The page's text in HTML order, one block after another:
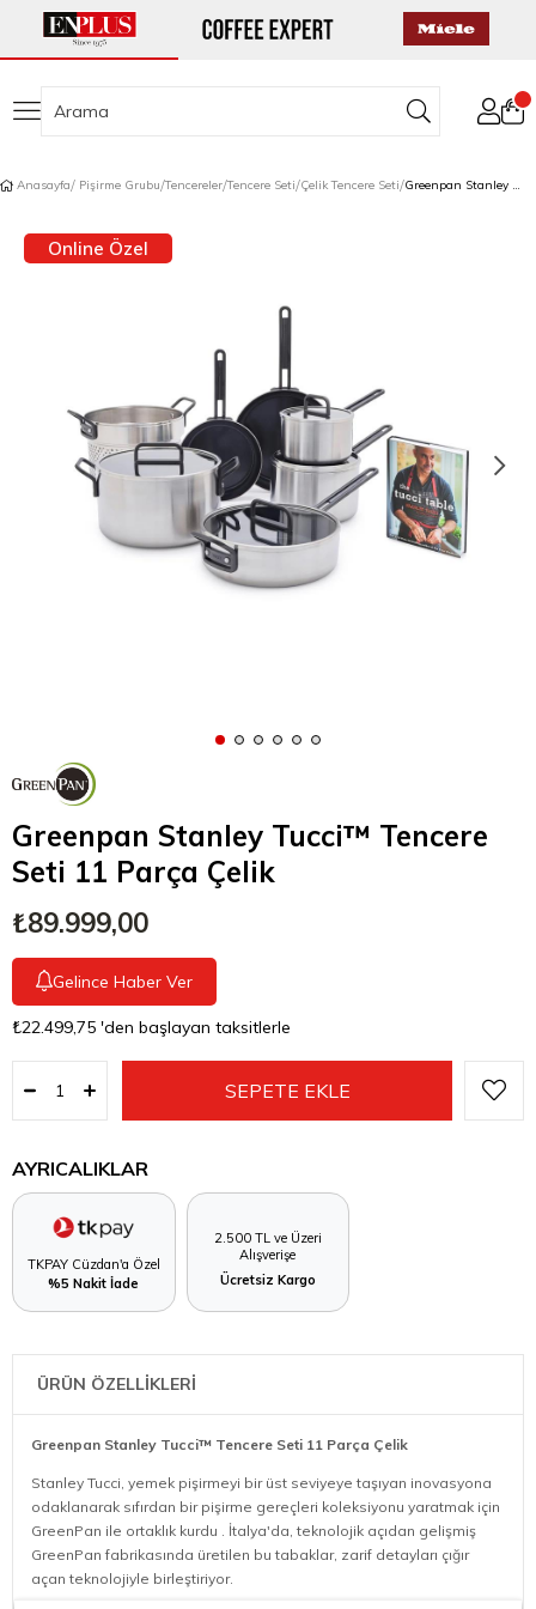
Anasayfa Pişirme Grubu Tencereler Tencere Seti Çelik Tencere Seti Greenpan Stanley Tucci™ Tencere Seti 11 Parça Çelik
Online Özel
Greenpan Stanley Tucci™ Tencere
Seti 11 Parça Çelik
₺89.999,00
Gelince Haber Ver
₺22.499,75 'den başlayan taksitlerle
AYRICALIKLAR
TKPAY Cüzdan'a Özel
%5 Nakit İade
2.500 TL ve Üzeri
Alışverişe
Ücretsiz Kargo
ÜRÜN ÖZELLİKLERİ
Greenpan Stanley Tucci™ Tencere Seti 11 Parça Çelik
Stanley Tucci, yemek pişirmeyi bir üst seviyeye taşıyan inovasyona
odaklanarak sıfırdan bir pişirme gereçleri koleksiyonu yaratmak için
GreenPan ile ortaklık kurdu . İtalya'da, teknolojik açıdan gelişmiş
GreenPan fabrikasında üretilen bu tabaklar, zarif detayları çığır
açan teknolojiyle birleştiriyor.